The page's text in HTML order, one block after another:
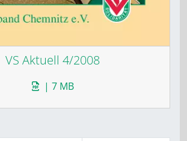
VS Aktuell 4/2008
| 7 MB